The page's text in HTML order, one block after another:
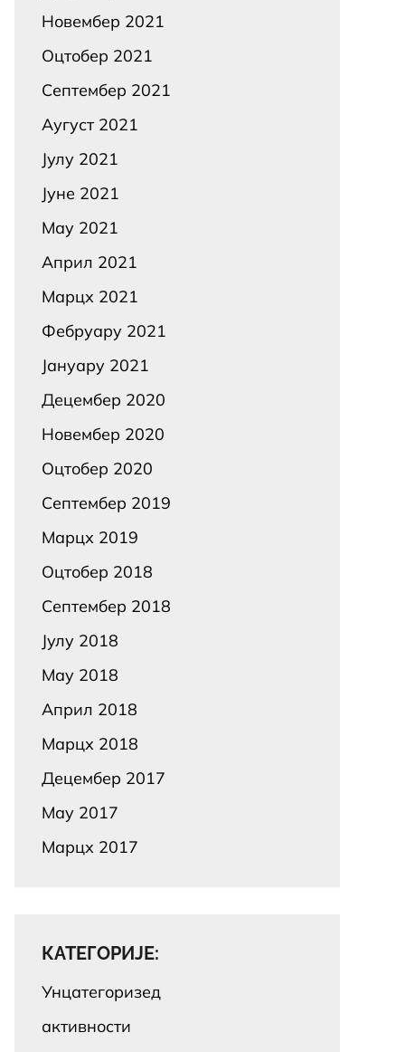
Новембер 2021
Оцтобер 2021
Септембер 2021
Аугуст 2021
Јулy 2021
Јуне 2021
Маy 2021
Април 2021
Марцх 2021
Фебруарy 2021
Јануарy 2021
Децембер 2020
Новембер 2020
Оцтобер 2020
Септембер 2019
Марцх 2019
Оцтобер 2018
Септембер 2018
Јулy 2018
Маy 2018
Април 2018
Марцх 2018
Децембер 2017
Маy 2017
Марцх 2017
КАТЕГОРИЈЕ:
Унцатегоризед
активности